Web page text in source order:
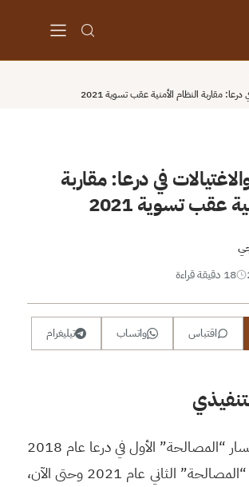
درعا: مقاربة النظام الأمنية عقب تسوية 2021
في درعا: مقاربة
عقب تسوية 2021
18 دقيقة قراءة
اقتباس واتساب تيليغرام
منذ بداية مسار “المصالحة” الأول في درعا عام 2018
مروراً بمسار “المصالحة” الثاني عام 2021 وحتى الآن،